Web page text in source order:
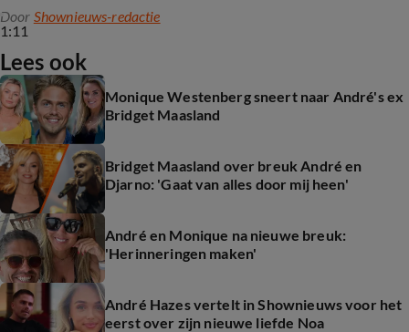
1:11
Door Shownieuws-redactie
Lees ook
Monique Westenberg sneert naar André's ex
Bridget Maasland
Bridget Maasland over breuk André en
Djarno: 'Gaat van alles door mij heen'
André en Monique na nieuwe breuk:
'Herinneringen maken'
André Hazes vertelt in Shownieuws voor het
eerst over zijn nieuwe liefde Noa